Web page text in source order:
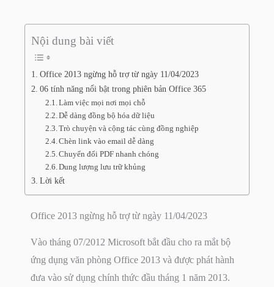
Nội dung bài viết
Office 2013 ngừng hỗ trợ từ ngày 11/04/2023
06 tính năng nổi bật trong phiên bản Office 365
Làm việc mọi nơi mọi chỗ
Dễ dàng đồng bộ hóa dữ liệu
Trò chuyện và cộng tác cùng đồng nghiệp
Chèn link vào email dễ dàng
Chuyển đổi PDF nhanh chóng
Dung lượng lưu trữ khủng
Lời kết
Office 2013 ngừng hỗ trợ từ ngày 11/04/2023
Vào tháng 07/2012 Microsoft bắt đầu cho ra mắt bộ
ứng dụng văn phòng Office 2013 và được phát hành
đưa vào sử dụng chính thức đầu tháng 1 năm 2013.